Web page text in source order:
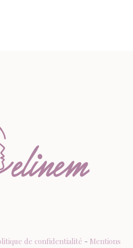
de confidentialité - Mentions